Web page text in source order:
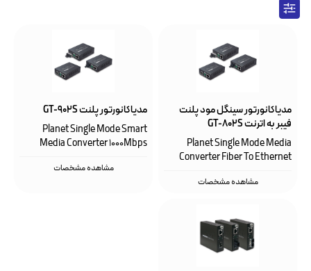
مدیاکانورتور سینگل مود پلنت
فیبر به اترنت GT-802S
Planet Single Mode Media
Converter Fiber To Ethernet
مشاهده مشخصات
مدیاکانورتور پلنت GT-902S
Planet Single Mode Smart
Media Converter 1000Mbps
مشاهده مشخصات